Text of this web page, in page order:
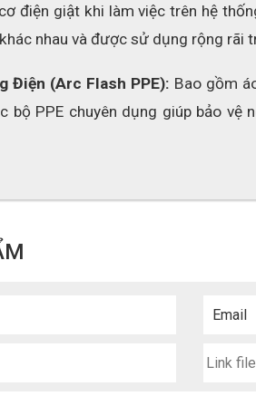
điện giật khi làm việc trên hệ
nhau và được sử dụng rộng rãi
Điện (Arc Flash PPE): Bao gồm
bộ PPE chuyên dụng giúp bảo
Email